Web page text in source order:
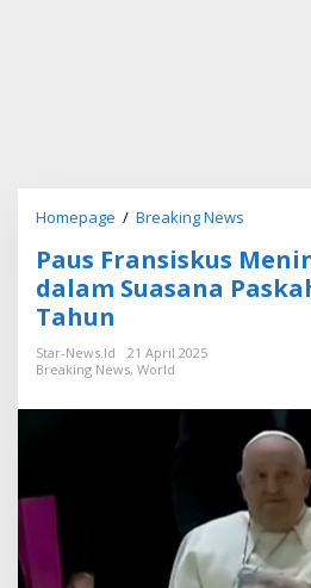
Homepage / Breaking News
u
s
F
i
k
s
M
e
n
i
Paus Fransiskus
dalam Suasana
Tahun
Star-News.id
21 April 2025
Breaking News, World